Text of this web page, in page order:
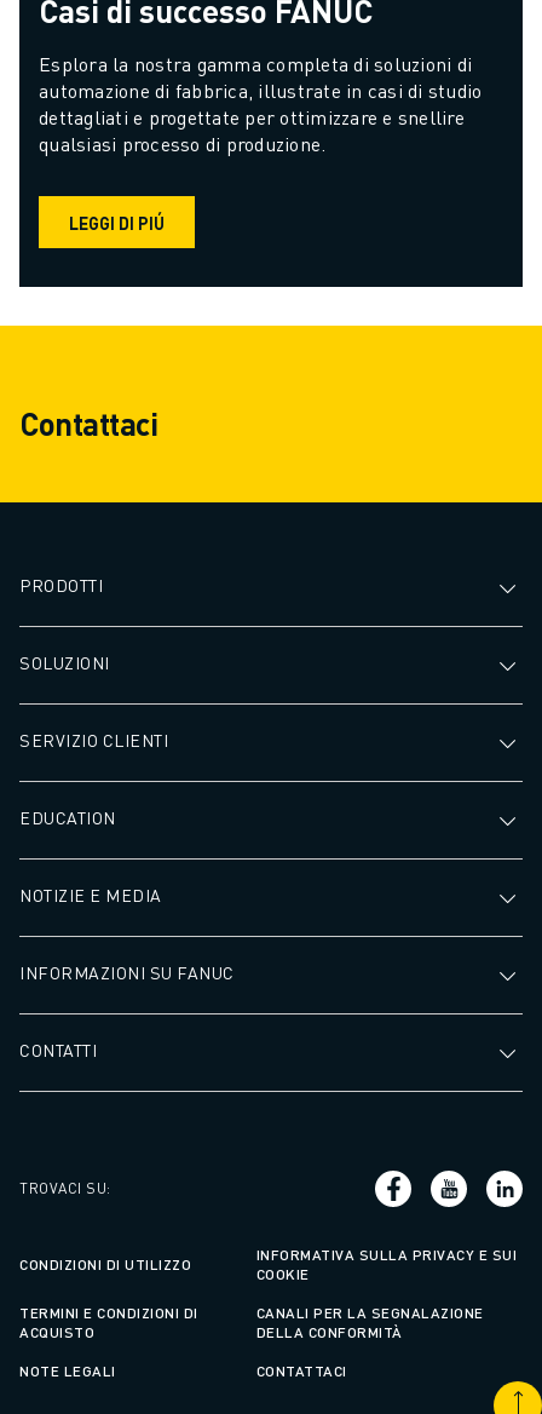
Casi di successo FANUC
Esplora la nostra gamma completa di soluzioni di
automazione di fabbrica, illustrate in casi di studio
dettagliati e progettate per ottimizzare e snellire
qualsiasi processo di produzione.
LEGGI DI PIÚ
Contattaci
PRODOTTI
SOLUZIONI
SERVIZIO CLIENTI
EDUCATION
NOTIZIE E MEDIA
INFORMAZIONI SU FANUC
CONTATTI
TROVACI SU:
CONDIZIONI DI UTILIZZO
INFORMATIVA SULLA PRIVACY E SUI
COOKIE
TERMINI E CONDIZIONI DI
ACQUISTO
CANALI PER LA SEGNALAZIONE
DELLA CONFORMITÀ
NOTE LEGALI CONTATTACI